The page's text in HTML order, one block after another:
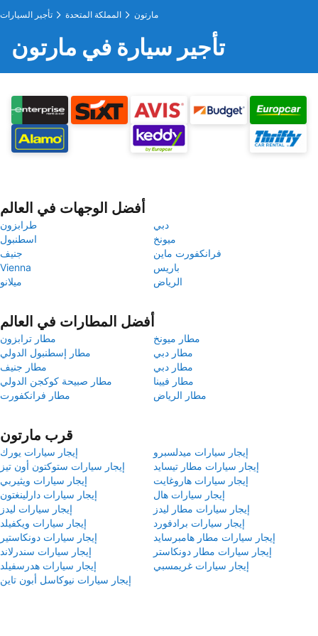
تأجير السيارات المملكة المتحدة مارتون
تأجير سيارة في مارتون
أفضل الوجهات في العالم
طرابزون
دبي
اسطنبول
ميونخ
جنيف
فرانكفورت ماين
Vienna
باريس
ميلانو
الرياض
أفضل المطارات في العالم
مطار ترابزون
مطار ميونخ
مطار إسطنبول الدولي
مطار دبي
مطار جنيف
مطار دبي
مطار صبيحة كوكجن الدولي
مطار فيينا
مطار فرانكفورت
مطار الرياض
قرب مارتون
إيجار سيارات يورك
إيجار سيارات ميدلسبرو
إيجار سيارات ستوكتون أون تيز
إيجار سيارات مطار تيسايد
إيجار سيارات ويثيربي
إيجار سيارات هاروغايت
إيجار سيارات دارلينغتون
إيجار سيارات هال
إيجار سيارات ليدز
إيجار سيارات مطار ليدز
إيجار سيارات ويكفيلد
إيجار سيارات برادفورد
إيجار سيارات دونكاستير
إيجار سيارات مطار هامبرسايد
إيجار سيارات سندرلاند
إيجار سيارات مطار دونكاستر
إيجار سيارات هدرسفيلد
إيجار سيارات غريمسبي
إيجار سيارات نيوكاسل أبون تاين